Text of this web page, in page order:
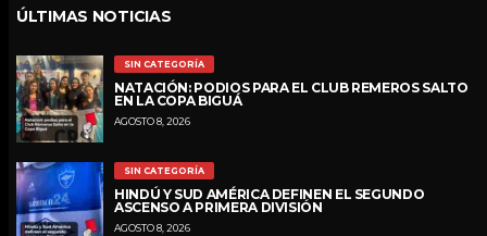
ÚLTIMAS NOTICIAS
SIN CATEGORÍA
NATACIÓN: PODIOS PARA EL CLUB REMEROS SALTO
EN LA COPA BIGUÁ
AGOSTO 8, 2026
SIN CATEGORÍA
HINDÚ Y SUD AMÉRICA DEFINEN EL SEGUNDO
ASCENSO A PRIMERA DIVISIÓN
AGOSTO 8, 2026